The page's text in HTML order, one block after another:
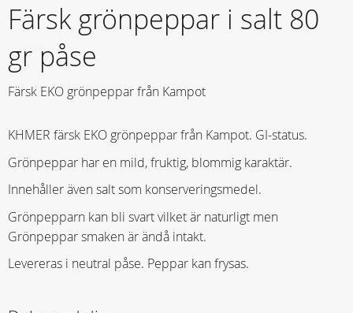
Färsk grönpeppar i salt 80
gr påse
Färsk EKO grönpeppar från Kampot
KHMER färsk EKO grönpeppar från Kampot. GI-status.
Grönpeppar har en mild, fruktig, blommig karaktär.
Innehåller även salt som konserveringsmedel.
Grönpepparn kan bli svart vilket är naturligt men
Grönpeppar smaken är ändå intakt.
Levereras i neutral påse. Peppar kan frysas.